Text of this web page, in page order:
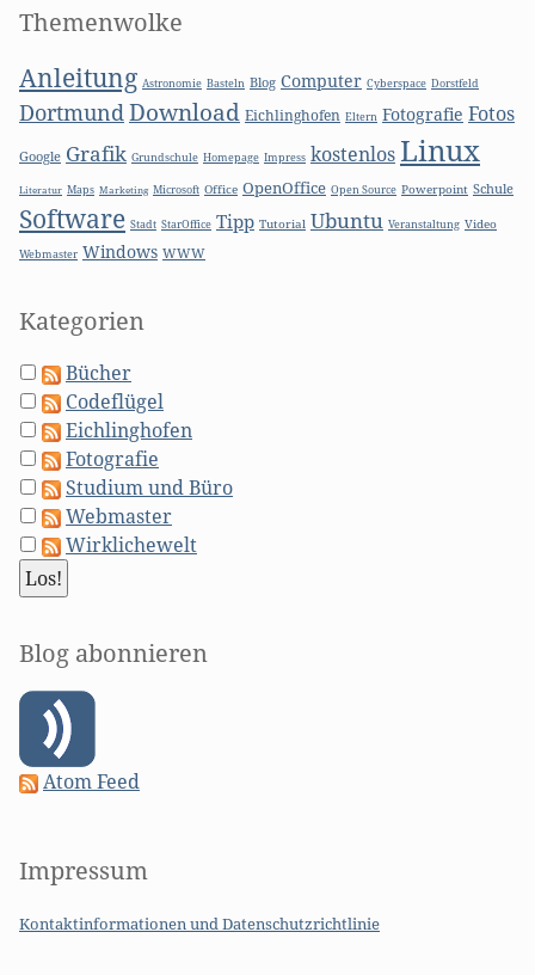
Seitenleiste
Themenwolke
Anleitung Astronomie Basteln Blog Computer Cyberspace Dorstfeld
DortmundDownload Eichlinghofen Eltern Fotografie Fotos
Google Grafik Grundschule Homepage Impress kostenlos Linux
Literatur Maps Marketing Microsoft Office OpenOffice Open Source Powerpoint Schule
Software Stadt StarOffice Tipp Tutorial Ubuntu Veranstaltung Video
Webmaster Windows WWW
Kategorien
Bücher
Codeflügel
Eichlinghofen
Fotografie
Studium und Büro
Webmaster
Wirklichewelt
Blog abonnieren
Atom Feed
Impressum
Kontaktinformationen und Datenschutzrichtlinie